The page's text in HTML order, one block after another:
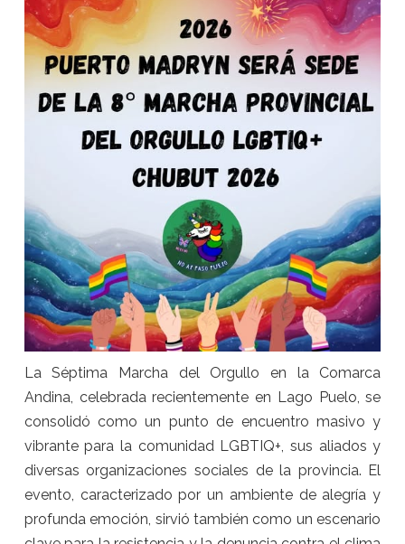
La Séptima Marcha del Orgullo en la Comarca
Andina, celebrada recientemente en Lago Puelo, se
consolidó como un punto de encuentro masivo y
vibrante para la comunidad LGBTIQ+, sus aliados y
diversas organizaciones sociales de la provincia. El
evento, caracterizado por un ambiente de alegría y
profunda emoción, sirvió también como un escenario